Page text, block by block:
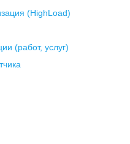
(HighLoad)
(работ, услуг)